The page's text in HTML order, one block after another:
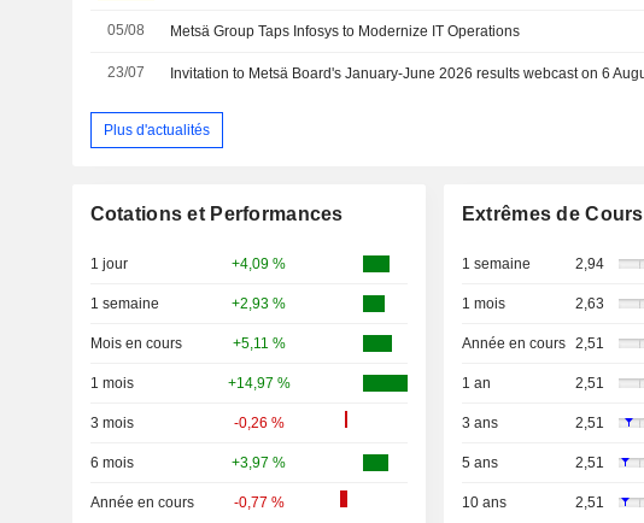
05/08 Metsä Group Taps Infosys to Modernize IT Operations
23/07
Plus d'actualités
Cotations et Performances
1 jour +4,09 %
1 semaine +2,93 %
Mois en cours +5,11 %
1 mois +14,97 %
3 mois -0,26 %
6 mois +3,97 %
Année en cours -0,77 %
Extrêmes de Cours
1 semaine 2,94
1 mois 2,63
Année en cours 2,51
1 an 2,51
3 ans 2,51
5 ans 2,51
10 ans 2,51